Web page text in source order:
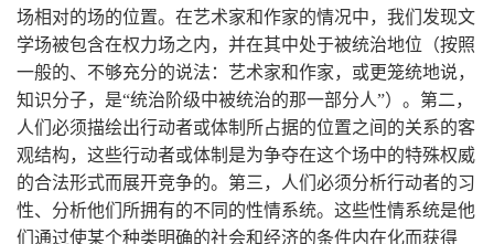
场相对的场的位置。在艺术家和作家的情况中，我们发现文
学场被包含在权力场之内，并在其中处于被统治地位（按照
一般的、不够充分的说法：艺术家和作家，或更笼统地说，
知识分子，是“统治阶级中被统治的那一部分人”）。第二，
人们必须描绘出行动者或体制所占据的位置之间的关系的客
观结构，这些行动者或体制是为争夺在这个场中的特殊权威
的合法形式而展开竞争的。第三，人们必须分析行动者的习
性、分析他们所拥有的不同的性情系统。这些性情系统是他
们通过使某个种类明确的社会和经济的条件内在化而获得